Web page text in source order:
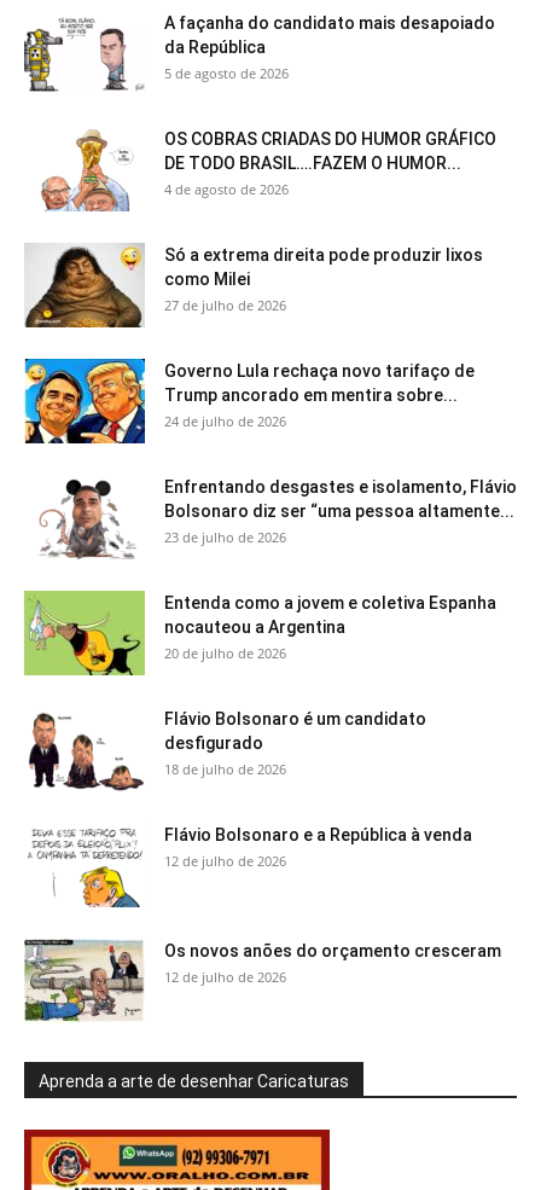
A façanha do candidato mais desapoiado
da República
5 de agosto de 2026
OS COBRAS CRIADAS DO HUMOR GRÁFICO
DE TODO BRASIL….FAZEM O HUMOR...
4 de agosto de 2026
Só a extrema direita pode produzir lixos
como Milei
27 de julho de 2026
Governo Lula rechaça novo tarifaço de
Trump ancorado em mentira sobre...
24 de julho de 2026
Enfrentando desgastes e isolamento, Flávio
Bolsonaro diz ser “uma pessoa altamente...
23 de julho de 2026
Entenda como a jovem e coletiva Espanha
nocauteou a Argentina
20 de julho de 2026
Flávio Bolsonaro é um candidato
desfigurado
18 de julho de 2026
Flávio Bolsonaro e a República à venda
12 de julho de 2026
Os novos anões do orçamento cresceram
12 de julho de 2026
Aprenda a arte de desenhar Caricaturas